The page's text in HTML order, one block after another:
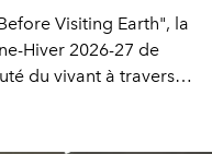
Visiting Earth", la
Hiver 2026-27 de
du vivant à travers